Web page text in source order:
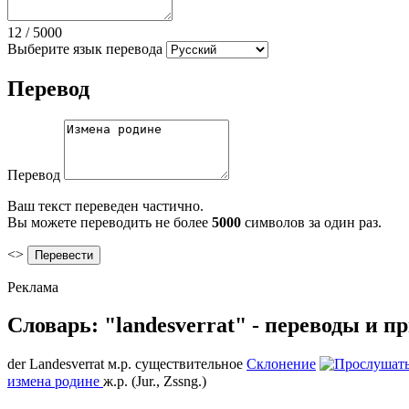
12 / 5000
Выберите язык перевода
Перевод
Перевод
Ваш текст переведен частично.
Вы можете переводить не более 5000 символов за один раз.
<>
Реклама
Словарь: "landesverrat" - переводы и
derLandesverrat м.р. существительное Склонение
измена родине ж.р. (Jur., Zssng.)